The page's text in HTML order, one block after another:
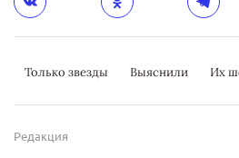
Только звезды Выяснили Их
Редакция